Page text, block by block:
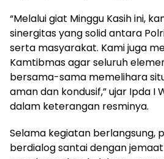
“Melalui giat Minggu Kasih ini,
sinergitas yang solid antara
serta masyarakat. Kami juga
Kamtibmas agar seluruh
bersama-sama memelihara
aman dan kondusif,” ujar Ipda I
dalam keterangan resminya.
Selama kegiatan berlangsung,
berdialog santai dengan